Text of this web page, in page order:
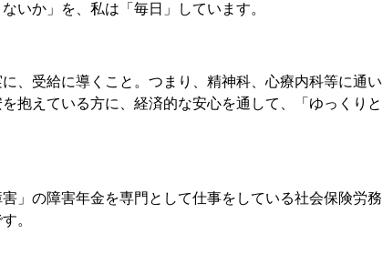
いか」を、私は「毎日」しています。
、受給に導くこと。つまり、精神科、心療内科等に通い
抱えている方に、経済的な安心を通して、「ゆっくりと
」の障害年金を専門として仕事をしている社会保険労務
。